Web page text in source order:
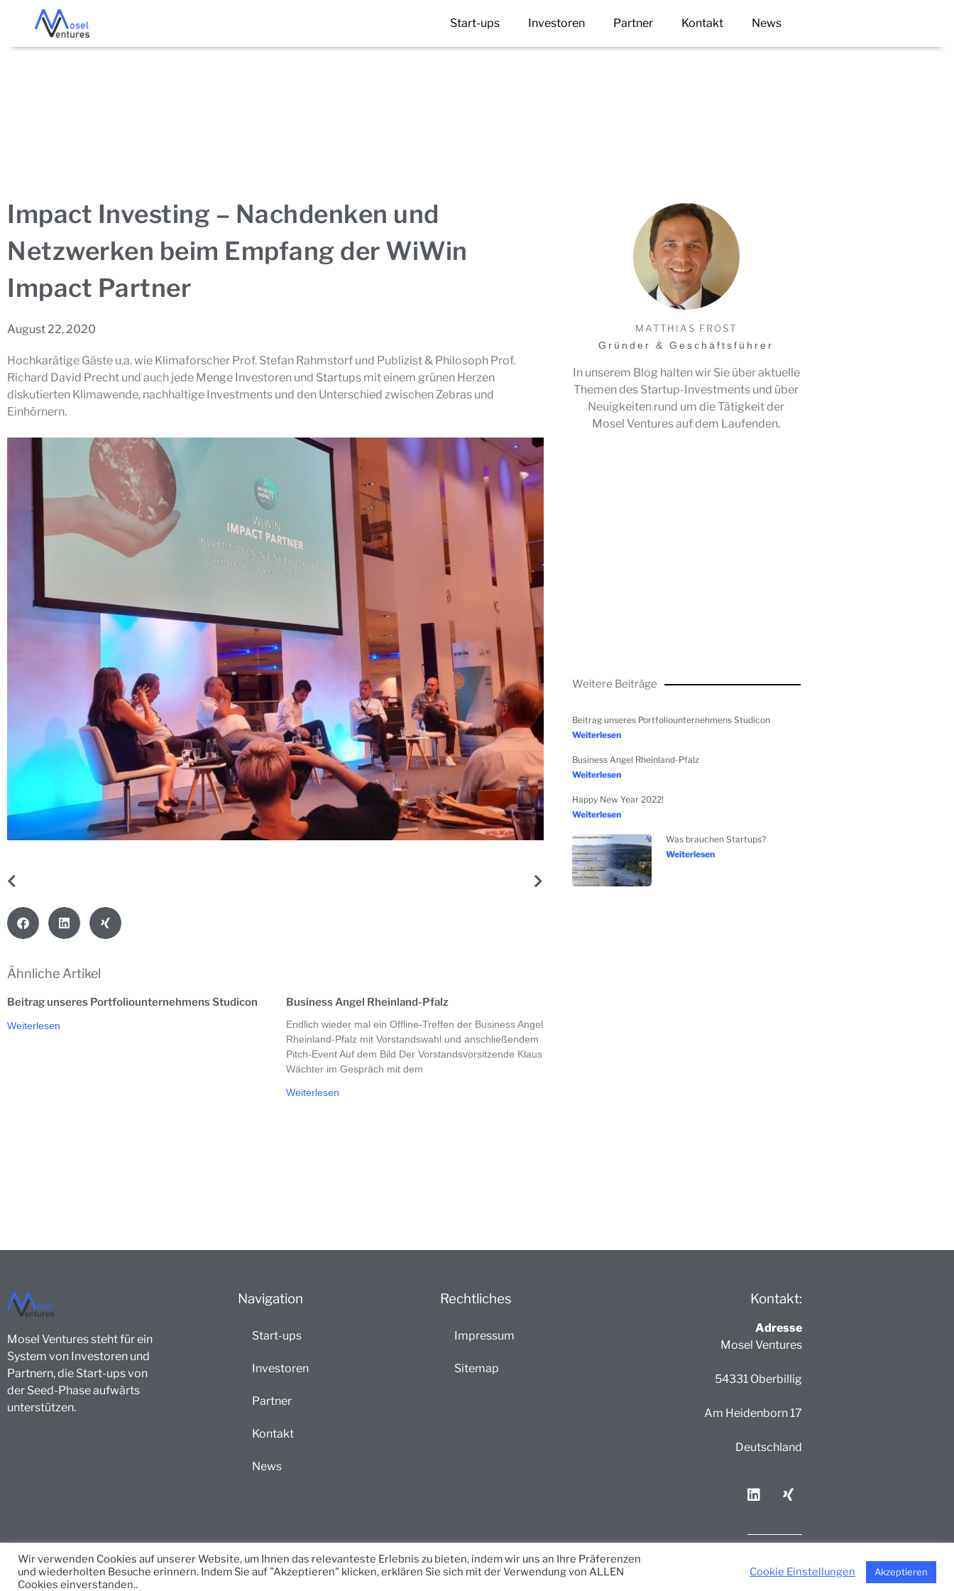
Start-ups Investoren Partner Kontakt News
Impact Investing – Nachdenken und
Netzwerken beim Empfang der WiWin
Impact Partner
August 22, 2020
Hochkarätige Gäste u.a. wie Klimaforscher Prof. Stefan Rahmstorf und Publizist & Philosoph Prof.
Richard David Precht und auch jede Menge Investoren und Startups mit einem grünen Herzen
diskutierten Klimawende, nachhaltige Investments und den Unterschied zwischen Zebras und
Einhörnern.
Ähnliche Artikel
Beitrag unseres Portfoliounternehmens Studicon
Weiterlesen
Business Angel Rheinland-Pfalz
Endlich wieder mal ein Offline-Treffen der Business Angel
Rheinland-Pfalz mit Vorstandswahl und anschließendem
Pitch-Event Auf dem Bild Der Vorstandsvorsitzende Klaus
Wächter im Gespräch mit dem
Weiterlesen
MATTHIAS FROST
Gründer & Geschäftsführer
In unserem Blog halten wir Sie über aktuelle
Themen des Startup-Investments und über
Neuigkeiten rund um die Tätigkeit der
Mosel Ventures auf dem Laufenden.
Weitere Beiträge
Beitrag unseres Portfoliounternehmens Studicon
Weiterlesen
Business Angel Rheinland-Pfalz
Weiterlesen
Happy New Year 2022!
Weiterlesen
Was brauchen Startups?
Weiterlesen
Mosel Ventures steht für ein
System von Investoren und
Partnern, die Start-ups von
der Seed-Phase aufwärts
unterstützen.
Navigation
Start-ups
Investoren
Partner
Kontakt
News
Rechtliches
Impressum
Sitemap
Kontakt:
Adresse
Mosel Ventures
54331 Oberbillig
Am Heidenborn 17
Deutschland
© 2024 Mosel Ventures
Wir verwenden Cookies auf unserer Website, um Ihnen das relevanteste Erlebnis zu bieten, indem wir uns an Ihre Präferenzen
und wiederholten Besuche erinnern. Indem Sie auf "Akzeptieren" klicken, erklären Sie sich mit der Verwendung von ALLEN
Cookies einverstanden..
Cookie Einstellungen Akzeptieren